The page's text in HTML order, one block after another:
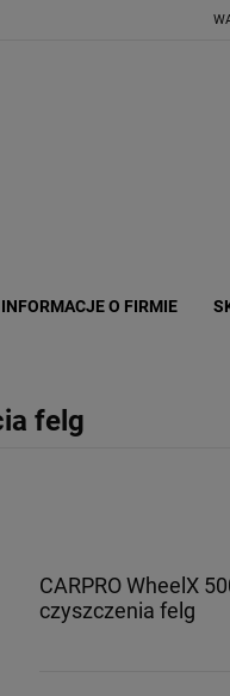
INFORMACJE O FIRMIE
felg
CARPRO WheelX
czyszczenia felg